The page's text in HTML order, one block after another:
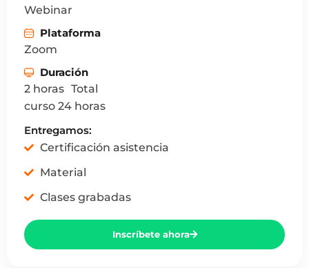
Webinar
Plataforma
Zoom
Duración
2 horas Total
curso 24 horas
Entregamos:
Certificación asistencia
Material
Clases grabadas
Inscríbete ahora